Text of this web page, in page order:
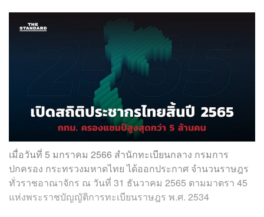
เมื่อวันที่ 5 มกราคม 2566 สำนักทะเบียนกลาง กรมการ
ปกครอง กระทรวงมหาดไทย ได้ออกประกาศ จำนวนราษฎร
ทั่วราชอาณาจักร ณ วันที่ 31 ธันวาคม 2565 ตามมาตรา 45
แห่งพระราชบัญญัติการทะเบียนราษฎร พ.ศ. 2534